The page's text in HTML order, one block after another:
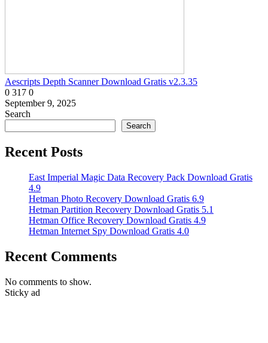
Aescripts Depth Scanner Download Gratis v2.3.35
0 317 0
September 9, 2025
Search
Search
Recent Posts
East Imperial Magic Data Recovery Pack Download Gratis
4.9
Hetman Photo Recovery Download Gratis 6.9
Hetman Partition Recovery Download Gratis 5.1
Hetman Office Recovery Download Gratis 4.9
Hetman Internet Spy Download Gratis 4.0
Recent Comments
No comments to show.
Sticky ad